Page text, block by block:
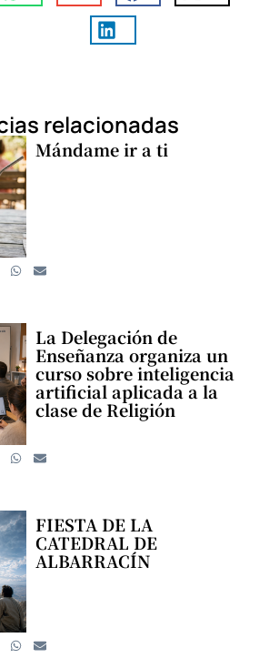
relacionadas
Mándame ir a ti
La Delegación de
Enseñanza organiza un
curso sobre inteligencia
artificial aplicada a la
clase de Religión
FIESTA DE LA
CATEDRAL DE
ALBARRACÍN